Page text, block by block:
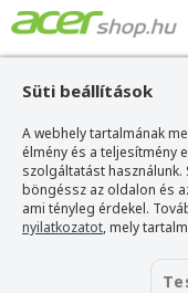
Süti beállítások
A webhely tartalmának
élmény és a teljesítmény
szolgáltatást használunk.
böngéssz az oldalon és
ami tényleg érdekel.
nyilatkozatot, mely